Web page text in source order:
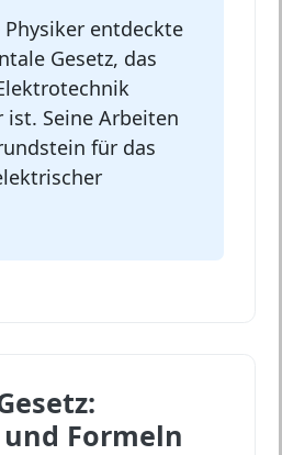
entdeckte
Gesetz, das
ist. Seine Arbeiten
für das
Formeln